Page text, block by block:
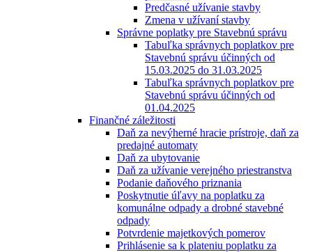
Predčasné užívanie stavby
Zmena v užívaní stavby
Správne poplatky pre Stavebnú správu
Tabuľka správnych poplatkov pre
Stavebnú správu účinných od
15.03.2025 do 31.03.2025
Tabuľka správnych poplatkov pre
Stavebnú správu účinných od
01.04.2025
Finančné záležitosti
Daň za nevýherné hracie prístroje, daň za
predajné automaty
Daň za ubytovanie
Daň za užívanie verejného priestranstva
Podanie daňového priznania
Poskytnutie úľavy na poplatku za
komunálne odpady a drobné stavebné
odpady
Potvrdenie majetkových pomerov
Prihlásenie sa k plateniu poplatku za